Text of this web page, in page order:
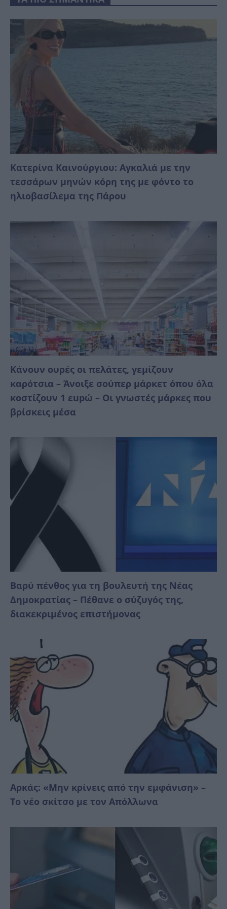
Κατερίνα Καινούργιου: Αγκαλιά με την
τεσσάρων μηνών κόρη της με φόντο το
ηλιοβασίλεμα της Πάρου
Κάνουν ουρές οι πελάτες, γεμίζουν
καρότσια – Άνοιξε σούπερ μάρκετ όπου όλα
κοστίζουν 1 εupώ – Οι γνωστές μάρκες που
βρίσκεις μέσα
Βαρύ πένθος για τη βουλευτή της Νέας
Δημοκρατίας – Πέθανε ο σύζυγός της,
διακεκριμένος επιστήμονας
Αρκάς: «Μην κρίνεις από την εμφάνιση» –
Το νέο σκίτσο με τον Απόλλωνα